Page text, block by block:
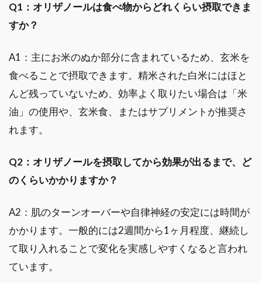
Q1：オリザノールは食べ物からどれくらい摂取できま
すか？
A1：主にお米のぬか部分に含まれているため、玄米を
食べることで摂取できます。精米された白米にはほと
んど残っていないため、効率よく取りたい場合は「米
油」の使用や、玄米食、またはサプリメントが推奨さ
れます。
Q2：オリザノールを摂取してから効果が出るまで、ど
のくらいかかりますか？
A2：肌のターンオーバーや自律神経の安定には時間が
かかります。一般的には2週間から1ヶ月程度、継続し
て取り入れることで変化を実感しやすくなると言われ
ています。